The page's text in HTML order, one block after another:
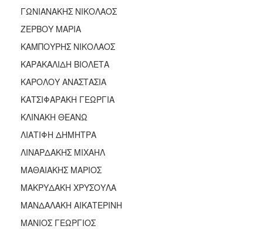
ΓΩΝΙΑΝΑΚΗΣ ΝΙΚΟΛΑΟΣ
ΖΕΡΒΟΥ ΜΑΡΙΑ
ΚΑΜΠΟΥΡΗΣ ΝΙΚΟΛΑΟΣ
ΚΑΡΑΚΑΛΙΔΗ ΒΙΟΛΕΤΑ
ΚΑΡΟΛΟΥ ΑΝΑΣΤΑΣΙΑ
ΚΑΤΣΙΦΑΡΑΚΗ ΓΕΩΡΓΙΑ
ΚΛΙΝΑΚΗ ΘΕΑΝΩ
ΛΙΑΤΙΦΗ ΔΗΜΗΤΡΑ
ΛΙΝΑΡΔΑΚΗΣ ΜΙΧΑΗΛ
ΜΑΘΑΙΑΚΗΣ ΜΑΡΙΟΣ
ΜΑΚΡΥΔΑΚΗ ΧΡΥΣΟΥΛΑ
ΜΑΝΔΑΛΑΚΗ ΑΙΚΑΤΕΡΙΝΗ
ΜΑΝΙΟΣ ΓΕΩΡΓΙΟΣ